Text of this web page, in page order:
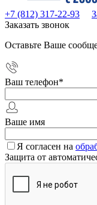
+7 (812) 317-22-93
Заказать звонок
Оставьте Ваше
Ваш телефон*
Ваше имя
Я согласен на
Защита от